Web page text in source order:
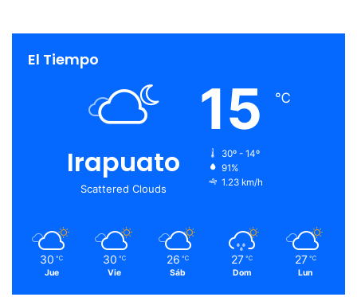
El Tiempo
Irapuato
Scattered Clouds
15 ℃
30º - 14º
91%
1.23 km/h
30 ℃
Jue
30 ℃
Vie
26 ℃
Sáb
27 ℃
Dom
27 ℃
Lun